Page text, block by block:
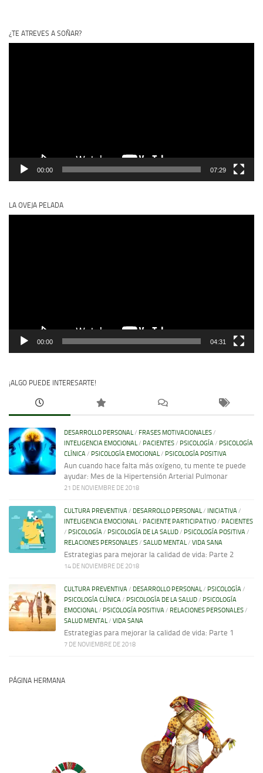
¿TE ATREVES A SOÑAR?
00:00 07:29
LA OVEJA PELADA
00:00 04:31
¡ALGO PUEDE INTERESARTE!
DESARROLLO PERSONAL/ FRASES MOTIVACIONALES/
INTELIGENCIA EMOCIONAL/ PACIENTES/ PSICOLOGÍA/ PSICOLOGÍA
CLÍNICA/ PSICOLOGÍA EMOCIONAL/ PSICOLOGÍA POSITIVA
Aun cuando hace falta más oxígeno, tu mente te puede
ayudar: Mes de la Hipertensión Arterial Pulmonar
21 DE NOVIEMBRE DE 2018
CULTURA PREVENTIVA/ DESARROLLO PERSONAL/ INICIATIVA/
INTELIGENCIA EMOCIONAL/ PACIENTE PARTICIPATIVO/ PACIENTES
/ PSICOLOGÍA/ PSICOLOGÍA DE LA SALUD/ PSICOLOGÍA POSITIVA/
RELACIONES PERSONALES/ SALUD MENTAL/ VIDA SANA
Estrategias para mejorar la calidad de vida: Parte 2
14 DE NOVIEMBRE DE 2018
CULTURA PREVENTIVA/ DESARROLLO PERSONAL/ PSICOLOGÍA/
PSICOLOGÍA CLÍNICA/ PSICOLOGÍA DE LA SALUD/ PSICOLOGÍA
EMOCIONAL/ PSICOLOGÍA POSITIVA/ RELACIONES PERSONALES/
SALUD MENTAL/ VIDA SANA
Estrategias para mejorar la calidad de vida: Parte 1
7 DE NOVIEMBRE DE 2018
PÁGINA HERMANA